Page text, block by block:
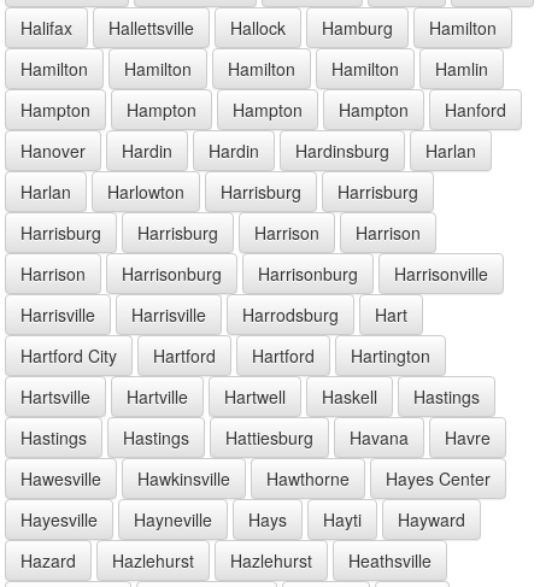
Halifax
Hallettsville Hallock Hamburg
Hamilton
Hamilton
Hamilton Hamilton Hamilton
Hamlin
Hampton
Hampton Hampton Hampton
Hanford
Hanover
Hardin Hardin Hardinsburg
Harlan
Harlan
Harlowton Harrisburg
Harrisburg
Harrisburg
Harrisburg Harrison
Harrison
Harrison
Harrisonburg Harrisonburg
Harrisonville
Harrisville
Harrisville Harrodsburg
Hart
Hartford City
Hartford Hartford
Hartington
Hartsville
Hartville Hartwell Haskell
Hastings
Hastings
Hastings Hattiesburg Havana
Havre
Hawesville
Hawkinsville Hawthorne
Hayes Center
Hayesville
Hayneville Hays Hayti
Hayward
Hazard
Hazlehurst Hazlehurst
Heathsville